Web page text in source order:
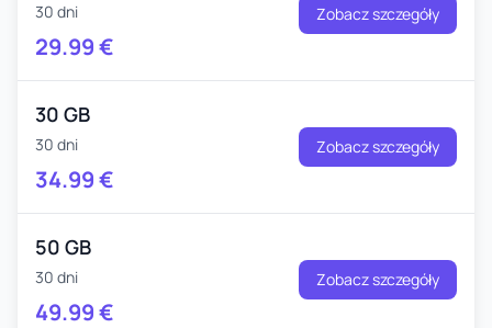
30 dni
29.99€
Zobacz szczegóły
30 GB
30 dni
34.99€
Zobacz szczegóły
50 GB
30 dni
49.99€
Zobacz szczegóły